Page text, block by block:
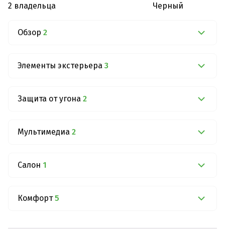
2 владельца Черный
Обзор 2
Элементы экстерьера 3
Защита от угона 2
Мультимедиа 2
Салон 1
Комфорт 5